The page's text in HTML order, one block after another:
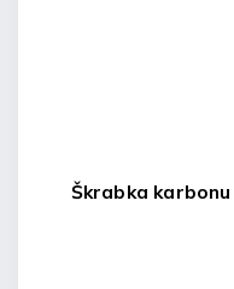
Škrabka